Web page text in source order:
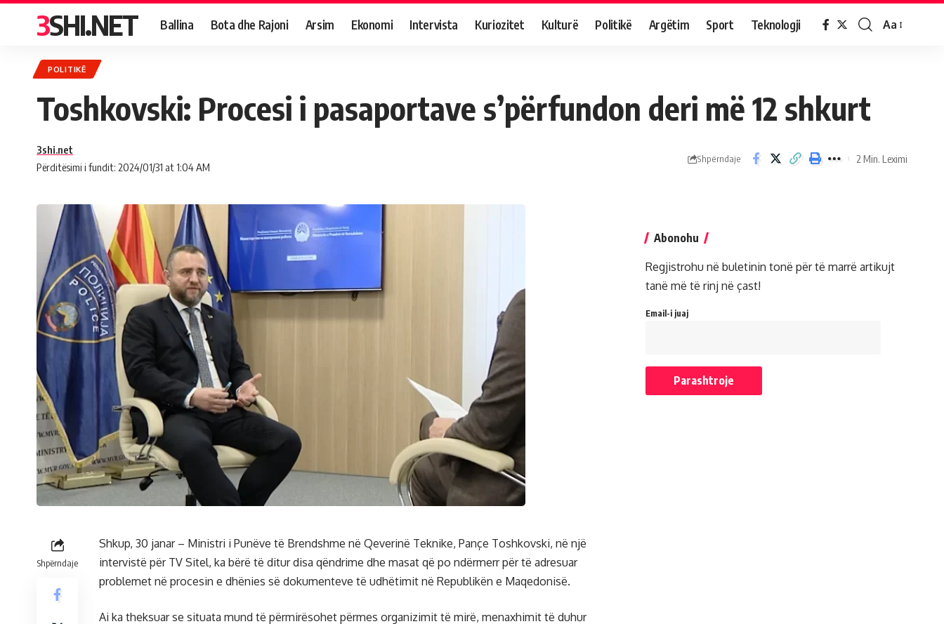
3SHI.NET Ballina Bota dhe Rajoni Arsim Ekonomi Intervista Kuriozitet Kulturë Politikë Argëtim Sport Teknologji Aa
POLITIKË
Toshkovski: Procesi i pasaportave s’përfundon deri më 12 shkurt
Përditësimi i fundit: 2024/01/31 at 1:04 AM
3shi.net
Shpërndaje 2 Min. Leximi
Shpërndaje
Shkup, 30 janar – Ministri i Punëve të Brendshme në Qeverinë Teknike, Pançe Toshkovski, në një
intervistë për TV Sitel, ka bërë të ditur disa qëndrime dhe masat që po ndërmerr për të adresuar
problemet në procesin e dhënies së dokumenteve të udhëtimit në Republikën e Maqedonisë.
Ai ka theksuar se situata mund të përmirësohet përmes organizimit të mirë, menaxhimit të duhur
Abonohu
Regjistrohu në buletinin tonë për të marrë artikujt
tanë më të rinj në çast!
Email-i juaj